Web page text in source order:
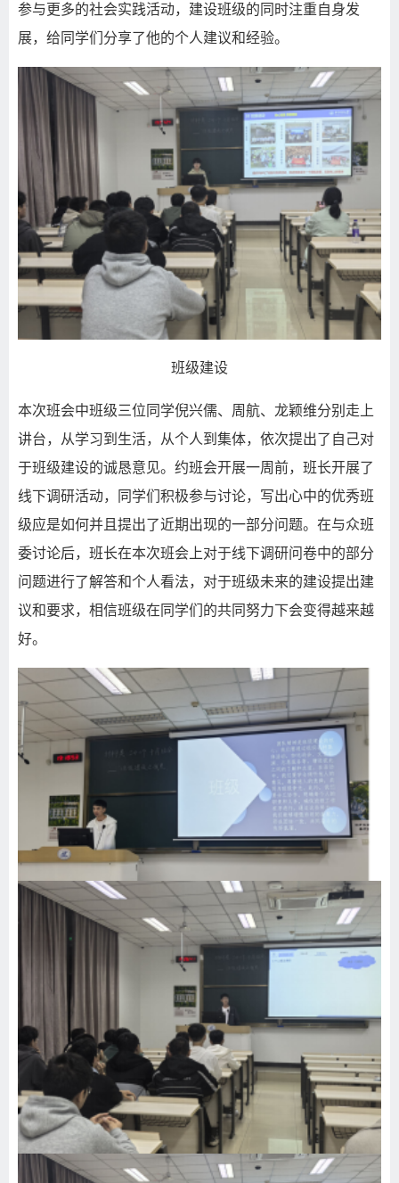
参与更多的社会实践活动，建设班级的同时注重自身发
展，给同学们分享了他的个人建议和经验。
班级建设
本次班会中班级三位同学倪兴儒、周航、龙颖维分别 走上
讲台，从学习到生活，从个人到集体，依次提出了自己对
于班级建设的诚恳意见。约班会开展一周前，班长开展了
线下调研活动，同学们积极参与讨论，写出心中的优秀班
级应是如何并且提出了近期出现的一部分问题。在与众班
委讨论后，班长在本次班会上对于线下调研问卷中的部分
问题进行了解答和个人看法，对于班级未来的建设提出建
议和要求，相信班级在同学们的共同努力下会变得越来越
好。